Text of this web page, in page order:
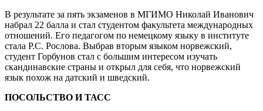
В результате за пять экзаменов в МГИМО Николай Иванович
набрал 22 балла и стал студентом факультета международных
отношений. Его педагогом по немецкому языку в институте
стала Р.С. Рослова. Выбрав вторым языком норвежский,
студент Горбунов стал с большим интересом изучать
скандинавские страны и открыл для себя, что норвежский
язык похож на датский и шведский.
ПОСОЛЬСТВО И ТАСС